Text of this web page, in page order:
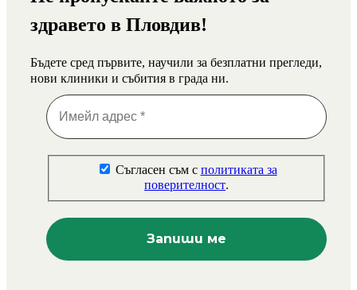
здравето в Пловдив!
Бъдете сред първите, научили за безплатни прегледи,
нови клиники и събития в града ни.
Съгласен съм с политиката за
поверителност.